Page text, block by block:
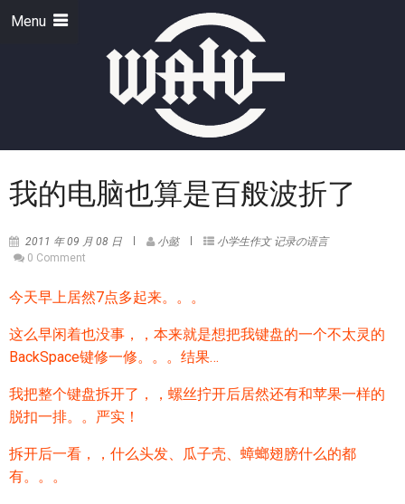
Menu
我的电脑也算是百般波折了
2011 年 09 月 08 日 小懿 小学生作文 记录の语言
0 Comment
今天早上居然7点多起来。。。
这么早闲着也没事，，本来就是想把我键盘的一个不太灵的
BackSpace键修一修。。。结果…
我把整个键盘拆开了，，螺丝拧开后居然还有和苹果一样的
脱扣一排。。严实！
拆开后一看，，什么头发、瓜子壳、蟑螂翅膀什么的都
有。。。